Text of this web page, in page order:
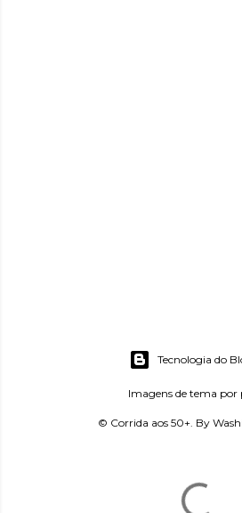
Tecnologia do
Imagens de tema por
© Corrida aos 50+. By